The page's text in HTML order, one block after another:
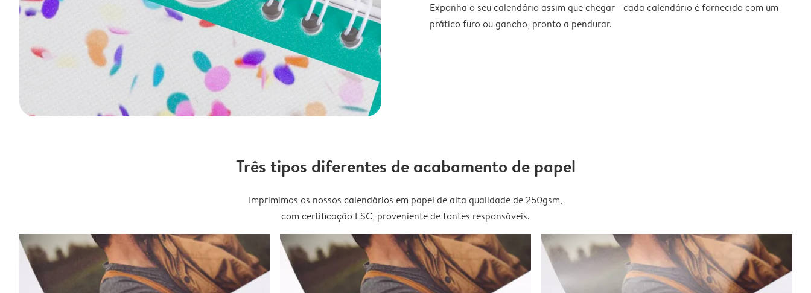
Exponha o seu calendário assim que chegar - cada calendário é fornecido com um
prático furo ou gancho, pronto a pendurar.
Três tipos diferentes de acabamento de papel
Imprimimos os nossos calendários em papel de alta qualidade de 250gsm,
com certificação FSC, proveniente de fontes responsáveis.